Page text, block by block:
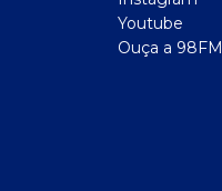
Youtube
Ouça a 98FM